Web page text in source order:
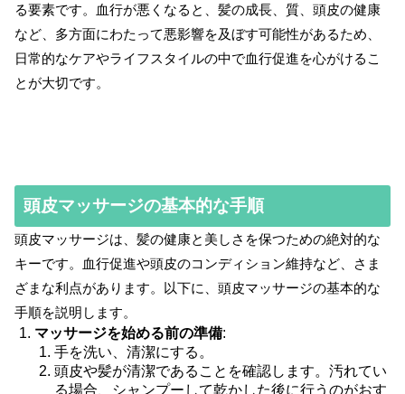
る要素です。血行が悪くなると、髪の成長、質、頭皮の健康
など、多方面にわたって悪影響を及ぼす可能性があるため、
日常的なケアやライフスタイルの中で血行促進を心がけるこ
とが大切です。
頭皮マッサージの基本的な手順
頭皮マッサージは、髪の健康と美しさを保つための絶対的な
キーです。血行促進や頭皮のコンディション維持など、さま
ざまな利点があります。以下に、頭皮マッサージの基本的な
手順を説明します。
マッサージを始める前の準備:
手を洗い、清潔にする。
頭皮や髪が清潔であることを確認します。汚れてい
る場合、シャンプーして乾かした後に行うのがおす